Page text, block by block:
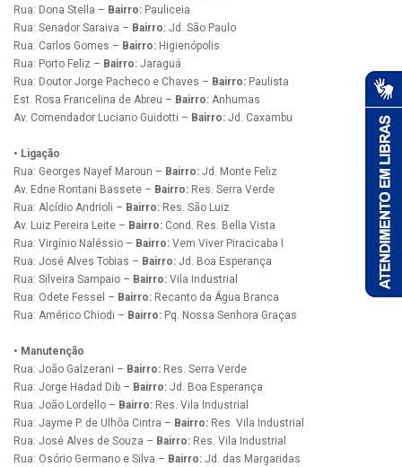
Rua: Dona Stella – Bairro: Pauliceia
Rua: Senador Saraiva – Bairro: Jd. São Paulo
Rua: Carlos Gomes – Bairro: Higienópolis
Rua: Porto Feliz – Bairro: Jaraguá
Rua: Doutor Jorge Pacheco e Chaves – Bairro: Paulista
Est. Rosa Francelina de Abreu – Bairro: Anhumas
Av. Comendador Luciano Guidotti – Bairro: Jd. Caxambu
• Ligação
Rua: Georges Nayef Maroun – Bairro: Jd. Monte Feliz
Av. Edne Rontani Bassete – Bairro: Res. Serra Verde
Rua: Alcídio Andrioli – Bairro: Res. São Luiz
Av. Luiz Pereira Leite – Bairro: Cond. Res. Bella Vista
Rua: Virgínio Naléssio – Bairro: Vem Viver Piracicaba I
Rua: José Alves Tobias – Bairro: Jd. Boa Esperança
Rua: Silveira Sampaio – Bairro: Vila Industrial
Rua: Odete Fessel – Bairro: Recanto da Água Branca
Rua: Américo Chiodi – Bairro: Pq. Nossa Senhora Graças
• Manutenção
Rua: João Galzerani – Bairro: Res. Serra Verde
Rua: Jorge Hadad Dib – Bairro: Jd. Boa Esperança
Rua: João Lordello – Bairro: Res. Vila Industrial
Rua: Jayme P. de Ulhôa Cintra – Bairro: Res. Vila Industrial
Rua: José Alves de Souza – Bairro: Res. Vila Industrial
Rua: Osório Germano e Silva – Bairro: Jd. das Margaridas